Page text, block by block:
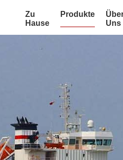
Zu
Hause
Produkte
Uns